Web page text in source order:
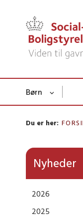
Børn
Du er her:
Nyheder
2026
2025